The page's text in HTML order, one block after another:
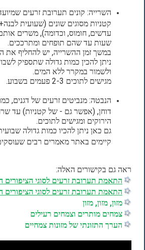
השרייה: קונים תערובת זרעים
קטניות מסוגים שונים (שעועית
שעות עד שהם תופחים ומתרככים.
במשך זמן ההשרייה, יש להחליף את המים 3-4
ניתן להכין כמות גדולה שתספיק
ולשמור במקרר ללא המים.
מגישים לתוכים 2-3 פעמים בשבוע.
הנבטה: מנביטים זרעים של דגנים,
דוחן, (אפשר גם - של קטניות) עד
הירוקים ומגישים לתוכים.
גם כאן ניתן להכיו כמות גדולה
קיימים באתר מאמרים רבים
ראה גם בקישורים האלה:
התאמת תערובת זרעים לסוגי הציפורים
התאמת תערובת זרעים לסוגי הציפורים
מזון, מזון, מזון
צמחים מותרים וצמחים רעילים
הערך התזונתי של מזונות צמחיים